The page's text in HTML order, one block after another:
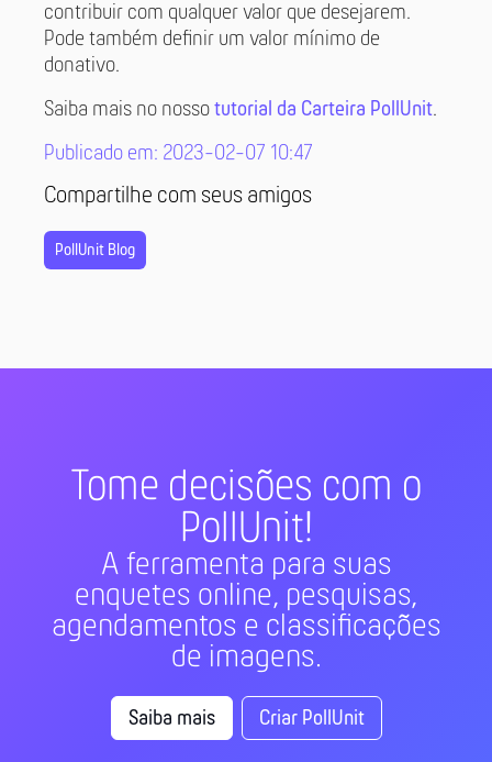
contribuir com qualquer valor que desejarem.
Pode também definir um valor mínimo de
donativo.
Saiba mais no nosso tutorial da Carteira PollUnit.
Publicado em: 2023-02-07 10:47
Compartilhe com seus amigos
PollUnit Blog
Tome decisões com o
PollUnit!
A ferramenta para suas
enquetes online, pesquisas,
agendamentos e classificações
de imagens.
Saiba mais Criar PollUnit